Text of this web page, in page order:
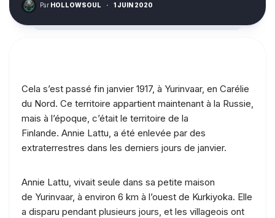
Par HOLLOWSOUL · 1 JUIN 2020
Cela s’est passé fin janvier 1917, à Yurinvaar, en Carélie
du Nord. Ce territoire appartient maintenant à la Russie,
mais à l’époque, c’était le territoire de la
Finlande. Annie Lattu, a été enlevée par des
extraterrestres dans les derniers jours de janvier.
Annie Lattu, vivait seule dans sa petite maison
de Yurinvaar, à environ 6 km à l’ouest de Kurkiyoka. Elle
a disparu pendant plusieurs jours, et les villageois ont